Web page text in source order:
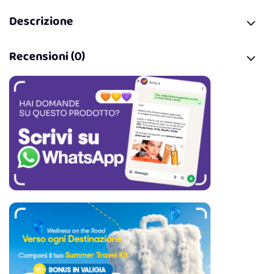
Descrizione
Recensioni (0)